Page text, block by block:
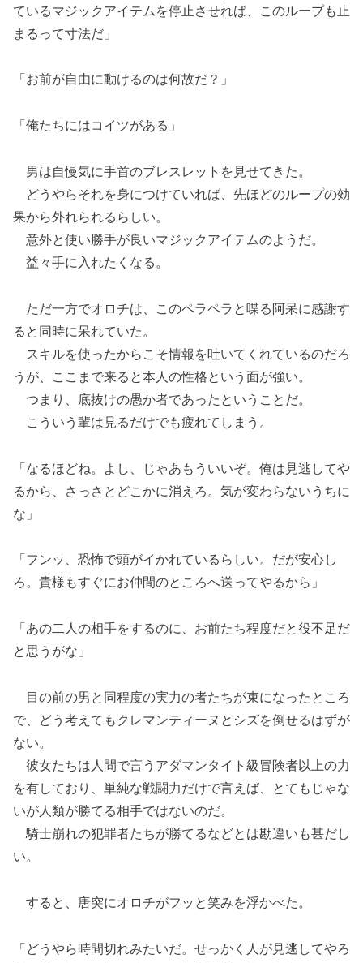
ているマジックアイテムを停止させれば、このループも止
まるって寸法だ」
「お前が自由に動けるのは何故だ？」
「俺たちにはコイツがある」
男は自慢気に手首のブレスレットを見せてきた。
どうやらそれを身につけていれば、先ほどのループの効
果から外れられるらしい。
意外と使い勝手が良いマジックアイテムのようだ。
益々手に入れたくなる。
ただ一方でオロチは、このペラペラと喋る阿呆に感謝す
ると同時に呆れていた。
スキルを使ったからこそ情報を吐いてくれているのだろ
うが、ここまで来ると本人の性格という面が強い。
つまり、底抜けの愚か者であったということだ。
こういう輩は見るだけでも疲れてしまう。
「なるほどね。よし、じゃあもういいぞ。俺は見逃してや
るから、さっさとどこかに消えろ。気が変わらないうちに
な」
「フンッ、恐怖で頭がイかれているらしい。だが安心し
ろ。貴様もすぐにお仲間のところへ送ってやるから」
「あの二人の相手をするのに、お前たち程度だと役不足だ
と思うがな」
目の前の男と同程度の実力の者たちが束になったところ
で、どう考えてもクレマンティーヌとシズを倒せるはずが
ない。
彼女たちは人間で言うアダマンタイト級冒険者以上の力
を有しており、単純な戦闘力だけで言えば、とてもじゃな
いが人類が勝てる相手ではないのだ。
騎士崩れの犯罪者たちが勝てるなどとは勘違いも甚だし
い。
すると、唐突にオロチがフッと笑みを浮かべた。
「どうやら時間切れみたいだ。せっかく人が見逃してやろ